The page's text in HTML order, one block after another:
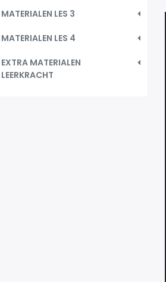
MATERIALEN LES 3
MATERIALEN LES 4
EXTRA MATERIALEN
LEERKRACHT